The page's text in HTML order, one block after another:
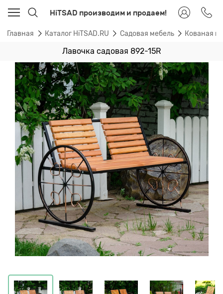
HiTSAD производим и продаем!
Главная Каталог HiTSAD.RU Садовая мебель Кованая
Лавочка садовая 892-15R